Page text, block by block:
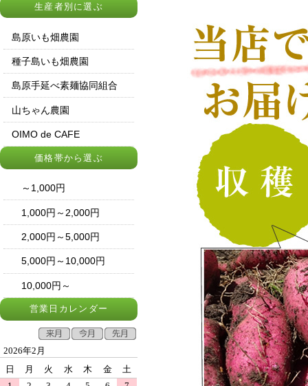
生産者別に選ぶ
島原いも畑農園
種子島いも畑農園
島原手延べ素麺協同組合
山ちゃん農園
OIMO de CAFE
価格帯から選ぶ
～1,000円
1,000円～2,000円
2,000円～5,000円
5,000円～10,000円
10,000円～
営業日カレンダー